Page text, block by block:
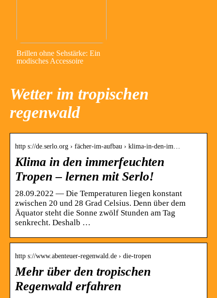
Brillen ohne Sehstärke: Ein
modisches Accessoire
Wetter im tropischen
regenwald
http s://de.serlo.org › fächer-im-aufbau › klima-in-den-im…
Klima in den immerfeuchten
Tropen – lernen mit Serlo!
28.09.2022 — Die Temperaturen liegen konstant
zwischen 20 und 28 Grad Celsius. Denn über dem
Äquator steht die Sonne zwölf Stunden am Tag
senkrecht. Deshalb …
http s://www.abenteuer-regenwald.de › die-tropen
Mehr über den tropischen
Regenwald erfahren